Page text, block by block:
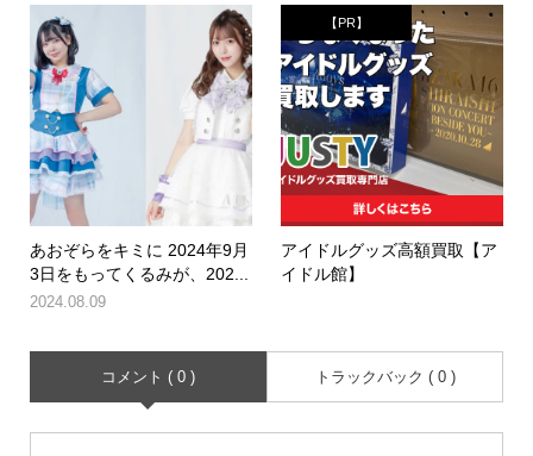
あおぞらをキミに 2024年9月
3日をもってくるみが、202...
2024.08.09
【PR】
アイドルグッズ高額買取【ア
イドル館】
コメント ( 0 ) トラックバック ( 0 )